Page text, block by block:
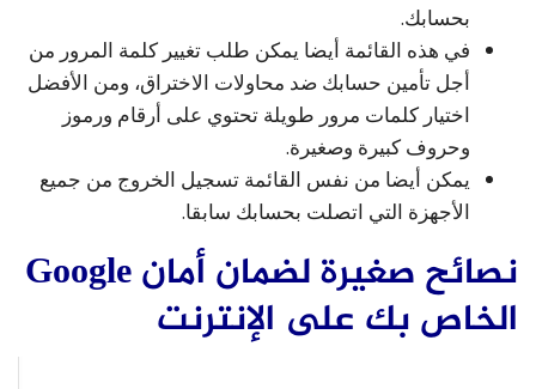
بحسابك.
في هذه القائمة أيضا يمكن طلب تغيير كلمة المرور من
أجل تأمين حسابك ضد محاولات الاختراق، ومن الأفضل
اختيار كلمات مرور طويلة تحتوي على أرقام ورموز
وحروف كبيرة وصغيرة.
يمكن أيضا من نفس القائمة تسجيل الخروج من جميع
الأجهزة التي اتصلت بحسابك سابقا.
نصائح صغيرة لضمان أمان Google
الخاص بك على الإنترنت